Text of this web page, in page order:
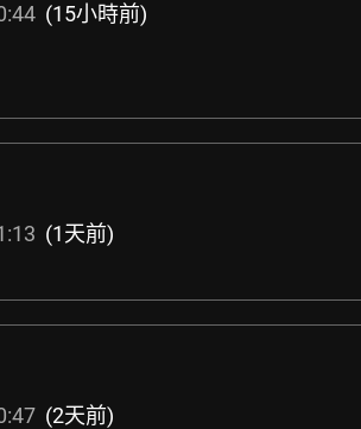
(15小時前)
(1天前)
(2天前)